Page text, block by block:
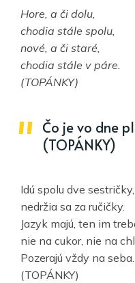
Hore, a či dolu,
chodia stále spolu,
nové, a či staré,
chodia stále v páre.
(TOPÁNKY)
Čo je vo dne
(TOPÁNKY)
Idú spolu dve sestričky,
nedržia sa za ručičky.
Jazyk majú, ten im
nie na cukor, nie na
Pozerajú vždy na seba.
(TOPÁNKY)